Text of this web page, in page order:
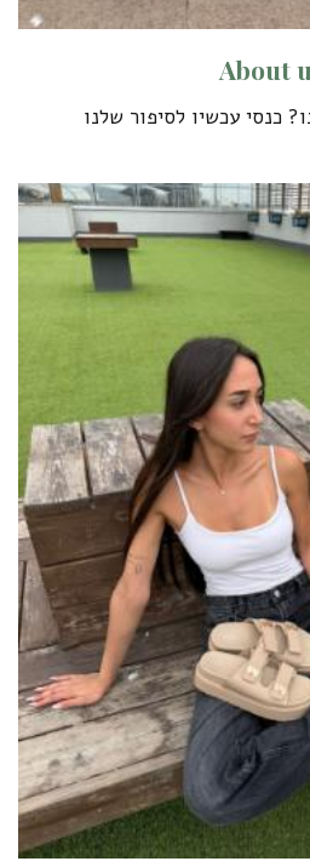
About u
כנסי עכשיו לסיפור שלנו